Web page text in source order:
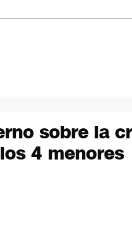
sobre la
4 menores